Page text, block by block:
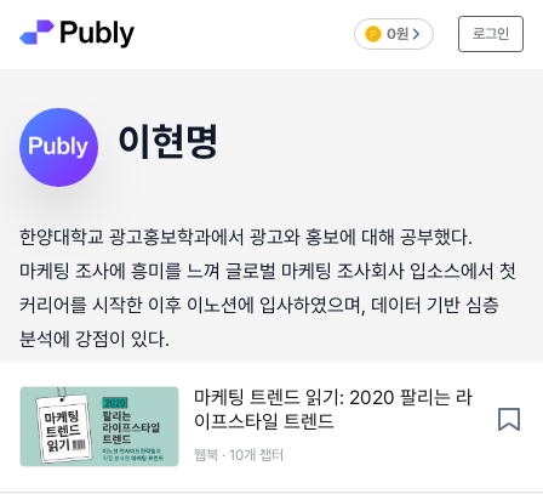
0원 로그인
이현명
한양대학교 광고홍보학과에서 광고와 홍보에 대해 공부했다.
마케팅 조사에 흥미를 느껴 글로벌 마케팅 조사회사 입소스에서 첫
커리어를 시작한 이후 이노션에 입사하였으며, 데이터 기반 심층
분석에 강점이 있다.
마케팅 트렌드 읽기: 2020 팔리는 라
이프스타일 트렌드
웹북 · 10개 챕터